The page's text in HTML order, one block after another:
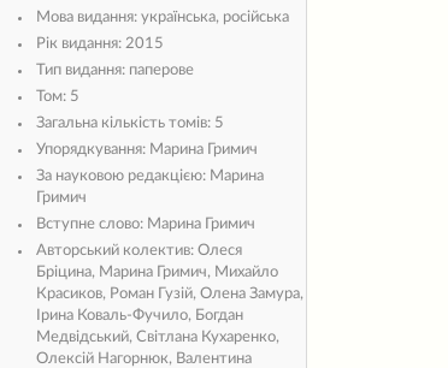
Мова видання: українська, російська
Рік видання: 2015
Тип видання: паперове
Том: 5
Загальна кількість томів: 5
Упорядкування: Марина Гримич
За науковою редакцією: Марина
Гримич
Вступне слово: Марина Гримич
Авторський колектив: Олеся
Бріцина, Марина Гримич, Михайло
Красиков, Роман Гузій, Олена Замура,
Ірина Коваль-Фучило, Богдан
Медвідський, Світлана Кухаренко,
Олексій Нагорнюк, Валентина